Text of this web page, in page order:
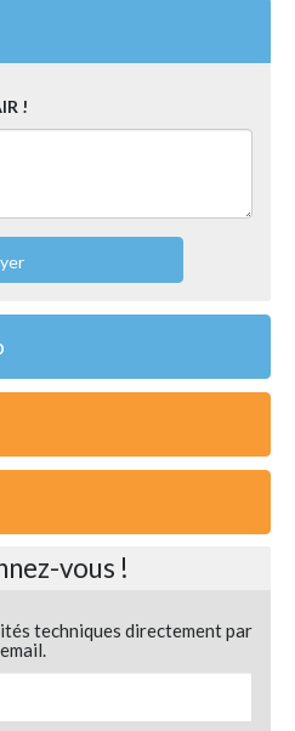
!
vous !
techniques directement par
email.